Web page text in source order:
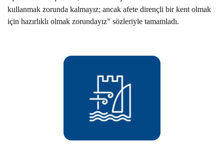
kullanmak zorunda kalmayız; ancak afete dirençli bir kent olmak
için hazırlıklı olmak zorundayız” sözleriyle tamamladı.